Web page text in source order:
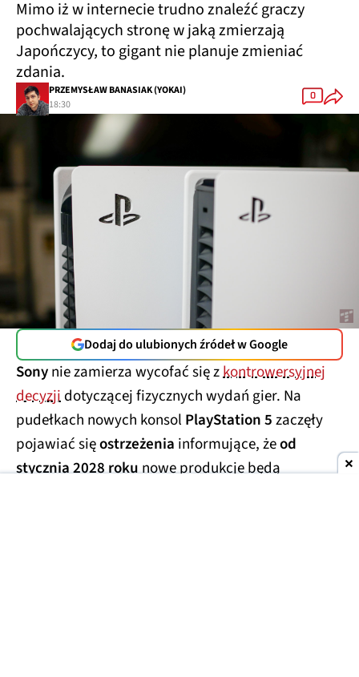
Mimo iż w internecie trudno znaleźć graczy
pochwalających stronę w jaką zmierzają
Japończycy, to gigant nie planuje zmieniać
zdania.
PRZEMYSŁAW BANASIAK (YOKAI)
18:30
0
Dodaj do ulubionych źródeł w Google
Sonynie zamierza wycofać się zkontrowersyjnej
decyzjidotyczącej fizycznych wydań gier. Na
pudełkach nowych konsol PlayStation 5zaczęły
pojawiać sięostrzeżenia informujące, żeod
stycznia 2028 rokunowe produkcje będą